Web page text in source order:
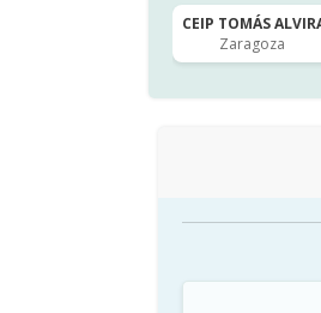
CEIP TOMÁS
Zaragoza